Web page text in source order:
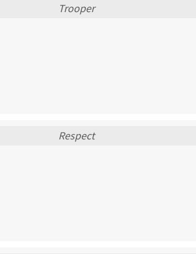
Trooper
Respect